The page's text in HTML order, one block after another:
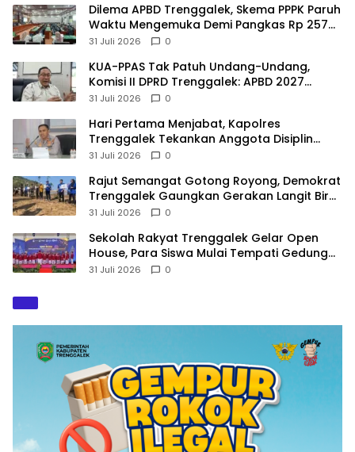
Dilema APBD Trenggalek, Skema PPPK Paruh
Waktu Mengemuka Demi Pangkas Rp 257
Miliar
31 Juli 2026 0
KUA-PPAS Tak Patuh Undang-Undang,
Komisi II DPRD Trenggalek: APBD 2027
Terancam Sanksi
31 Juli 2026 0
Hari Pertama Menjabat, Kapolres
Trenggalek Tekankan Anggota Disiplin
Hindari Pelanggaran
31 Juli 2026 0
​Rajut Semangat Gotong Royong, Demokrat
Trenggalek Gaungkan Gerakan Langit Biru
di Pantai Konang
31 Juli 2026 0
Sekolah Rakyat Trenggalek Gelar Open
House, Para Siswa Mulai Tempati Gedung
Baru
31 Juli 2026 0